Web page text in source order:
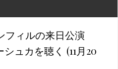
フィルの来日公演
ュカを聴く (11月20